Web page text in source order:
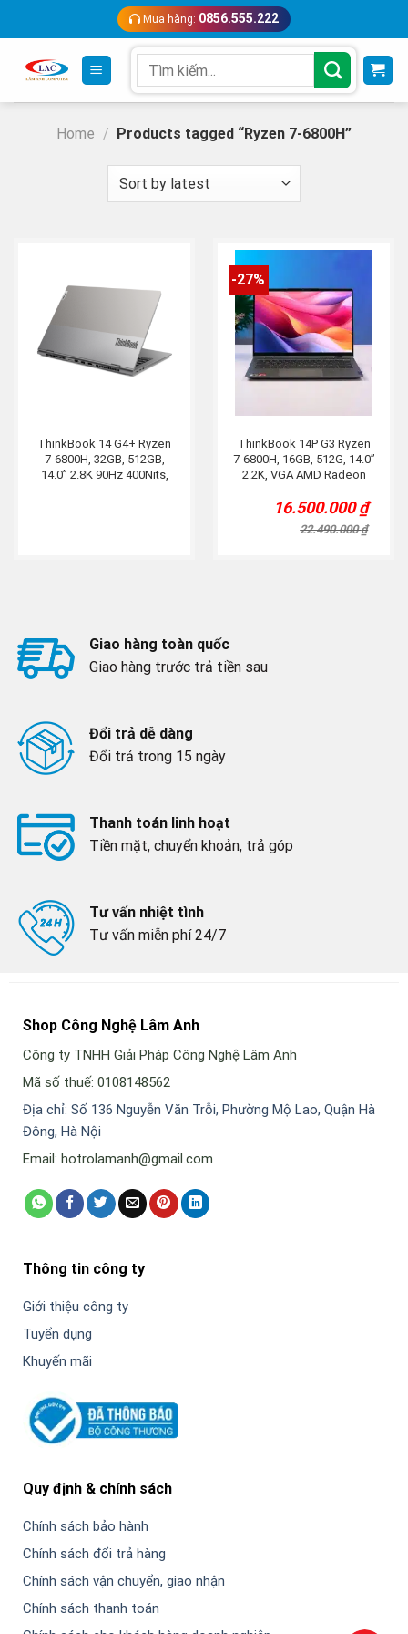
content
Mua hàng: 0856.555.222
for:
Home / Products tagged “Ryzen 7-6800H”
ThinkBook 14 G4+ Ryzen
7-6800H, 32GB, 512GB,
14.0” 2.8K 90Hz 400Nits,
-27%
ThinkBook 14P G3 Ryzen
7-6800H, 16GB, 512G, 14.0”
2.2K, VGA AMD Radeon
22.490.000₫
Original
price
was:
16.500.000₫
Current
price
is:
Giao hàng toàn quốc
Giao hàng trước trả tiền sau
Đổi trả dễ dàng
Đổi trả trong 15 ngày
Thanh toán linh hoạt
Tiền mặt, chuyển khoản, trả góp
Tư vấn nhiệt tình
Tư vấn miễn phí 24/7
Shop Công Nghệ Lâm Anh
Công ty TNHH Giải Pháp Công Nghệ Lâm Anh
Mã số thuế: 0108148562
Địa chỉ: Số 136 Nguyễn Văn Trỗi, Phường Mộ Lao, Quận Hà
Đông, Hà Nội
Email: hotrolamanh@gmail.com
Thông tin công ty
Giới thiệu công ty
Tuyển dụng
Khuyến mãi
Quy định & chính sách
Chính sách bảo hành
Chính sách đổi trả hàng
Chính sách vận chuyển, giao nhận
Chính sách thanh toán